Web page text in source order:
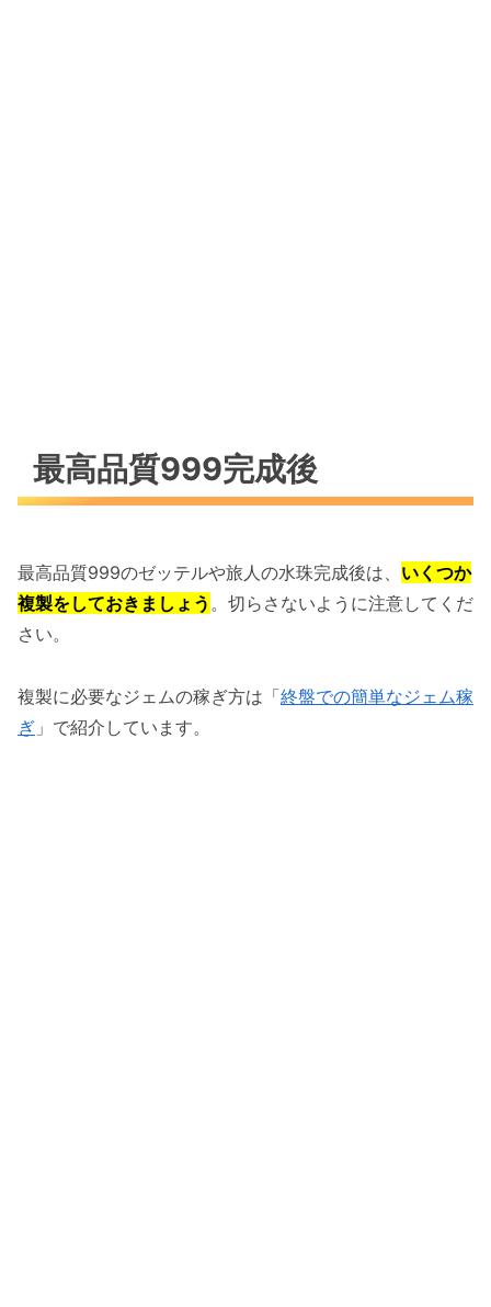
最高品質999完成後
最高品質999のゼッテルや旅人の水珠完成後は、 いくつか
複製をしておきましょう 。切らさないように注意してくだ
さい。
複製に必要なジェムの稼ぎ方は「終盤での簡単なジェム稼
ぎ 」で紹介しています。